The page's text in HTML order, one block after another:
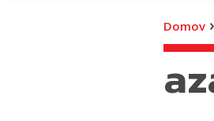
Domov ›